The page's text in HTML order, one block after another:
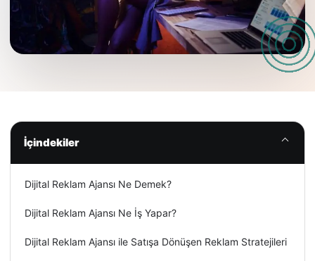
İçindekiler
Dijital Reklam Ajansı Ne Demek?
Dijital Reklam Ajansı Ne İş Yapar?
Dijital Reklam Ajansı ile Satışa Dönüşen Reklam Stratejileri